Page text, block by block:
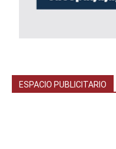
ESPACIO PUBLICITARIO